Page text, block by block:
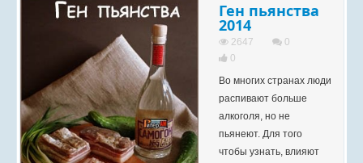
Ген пьянства
2014
2647
0
0
Во многих странах люди
распивают больше
алкоголя, но не
пьянеют. Для того
чтобы узнать, влияют